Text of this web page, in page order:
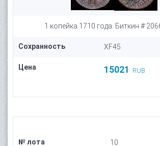
1 копейка 1710 года. Биткин #
Сохранность XF45
Цена 15021 RUB
№ лота 10